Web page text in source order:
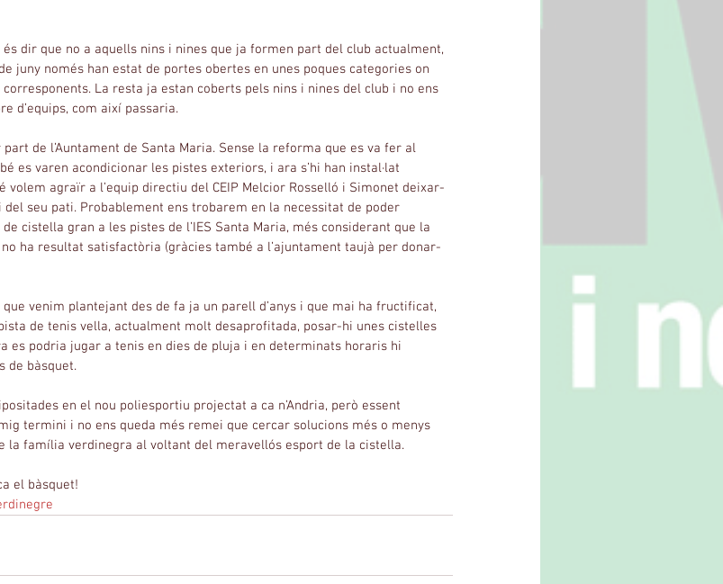
dir que no a aquells nins i nines que ja formen part del club actualment,
juny només han estat de portes obertes en unes poques categories on
La resta ja estan coberts pels nins i nines del club i no ens
d’equips, com així passaria.
de l’Auntament de Santa Maria. Sense la reforma que es va fer al
es varen acondicionar les pistes exteriors, i ara s’hi han instal·lat
volem agraïr a l’equip directiu del CEIP Melcior Rosselló i Simonet deixar-
seu pati. Probablement ens trobarem en la necessitat de poder
cistella gran a les pistes de l’IES Santa Maria, més considerant que la
no ha resultat satisfactòria (gràcies també a l’ajuntament taujà per donar-
venim plantejant des de fa ja un parell d’anys i que mai ha fructificat,
de tenis vella, actualment molt desaprofitada, posar-hi unes cistelles
es podria jugar a tenis en dies de pluja i en determinats horaris hi
de bàsquet.
en el nou poliesportiu projectat a ca n’Andria, però essent
termini i no ens queda més remei que cercar solucions més o menys
la família verdinegra al voltant del meravellós esport de la cistella.
el bàsquet!